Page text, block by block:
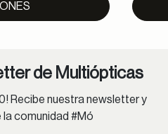
de Multiópticas
Recibe nuestra newsletter y
comunidad #Mó